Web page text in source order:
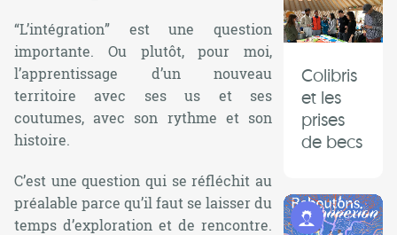
“L’intégration” est une question
importante. Ou plutôt, pour moi,
l’apprentissage d’un nouveau
territoire avec ses us et ses
coutumes, avec son rythme et son
histoire.
C’est une question qui se réfléchit au
préalable parce qu’il faut se laisser du
temps d’exploration et de rencontre.
Colibris
et les
prises
de becs
Programme Jeunes